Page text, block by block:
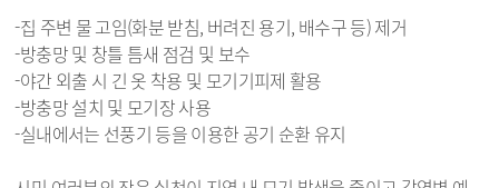
-집 주변 물 고임(화분 받침, 버려진 용기, 배수구 등) 제거
-방충망 및 창틀 틈새 점검 및 보수
-야간 외출 시 긴 옷 착용 및 모기기피제 활용
-방충망 설치 및 모기장 사용
-실내에서는 선풍기 등을 이용한 공기 순환 유지